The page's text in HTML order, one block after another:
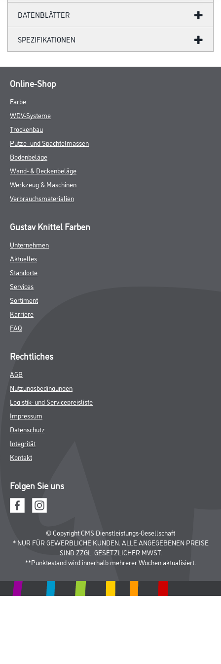
DATENBLÄTTER
SPEZIFIKATIONEN
Online-Shop
Farbe
WDV-Systeme
Trockenbau
Putze- und Spachtelmassen
Bodenbeläge
Wand- & Deckenbeläge
Werkzeug & Maschinen
Verbrauchsmaterialien
Gustav Knittel Farben
Unternehmen
Aktuelles
Standorte
Services
Sortiment
Karriere
FAQ
Rechtliches
AGB
Nutzungsbedingungen
Logistik- und Servicepreisliste
Impressum
Datenschutz
Integrität
Kontakt
Folgen Sie uns
© Copyright CMS Dienstleistungs-Gesellschaft
* NUR FÜR GEWERBLICHE KUNDEN. ALLE ANGEGEBENEN PREISE
SIND ZZGL. GESETZLICHER MWST.
**Punktestand wird innerhalb mehrerer Wochen aktualisiert.